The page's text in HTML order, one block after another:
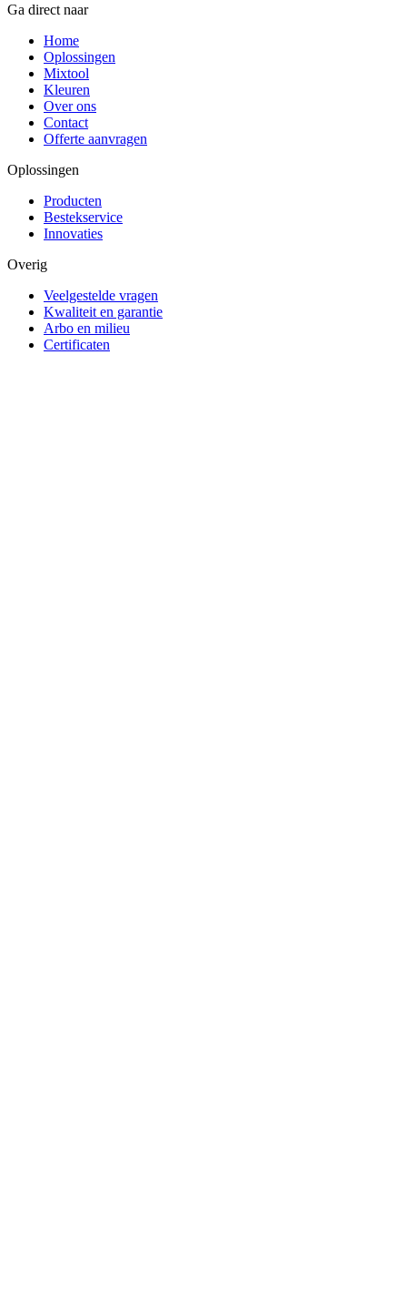
Ga direct naar
Home
Oplossingen
Mixtool
Kleuren
Over ons
Contact
Offerte aanvragen
Oplossingen
Producten
Bestekservice
Innovaties
Overig
Veelgestelde vragen
Kwaliteit en garantie
Arbo en milieu
Certificaten